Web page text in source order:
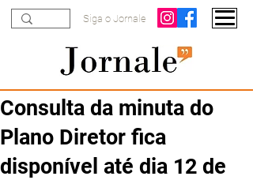
Siga o Jornale
Consulta da minuta do
Plano Diretor fica
disponível até dia 12 de